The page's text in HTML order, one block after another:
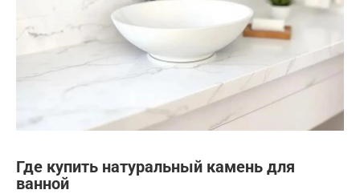
Где купить натуральный камень для
ванной